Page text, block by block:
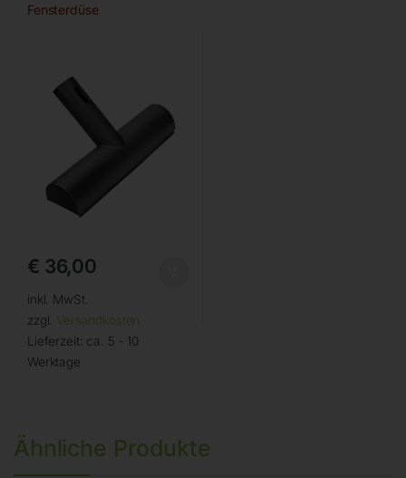
Fensterdüse
€ 36,00
inkl. MwSt.
zzgl. Versandkosten
Lieferzeit: ca. 5 - 10
Werktage
Ähnliche Produkte